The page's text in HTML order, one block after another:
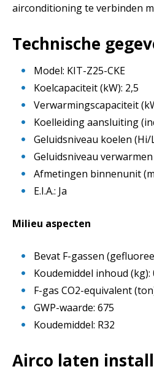
airconditioning te verbinden
Technische
Model: KIT-Z25-CKE
Koelcapaciteit (kW): 2,5
Verwarmingscapaciteit
Koelleiding aansluiting
Geluidsniveau koelen
Geluidsniveau
Afmetingen binnenunit
E.I.A.: Ja
Milieu aspecten
Bevat F-gassen
Koudemiddel inhoud (kg):
F-gas CO2-equivalent
GWP-waarde: 675
Koudemiddel: R32
Airco laten